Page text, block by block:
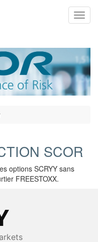
SCOR
options SCRYY sans
FREESTOXX.